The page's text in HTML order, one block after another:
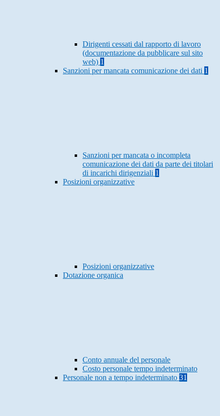
Dirigenti cessati dal rapporto di lavoro
(documentazione da pubblicare sul sito
web) 1
Sanzioni per mancata comunicazione dei dati 1
Sanzioni per mancata o incompleta
comunicazione dei dati da parte dei titolari
di incarichi dirigenziali 1
Posizioni organizzative
Posizioni organizzative
Dotazione organica
Conto annuale del personale
Costo personale tempo indeterminato
Personale non a tempo indeterminato 31